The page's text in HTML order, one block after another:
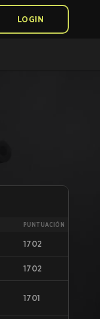
LOGIN
PUNTUACIÓN
1702
1702
1701